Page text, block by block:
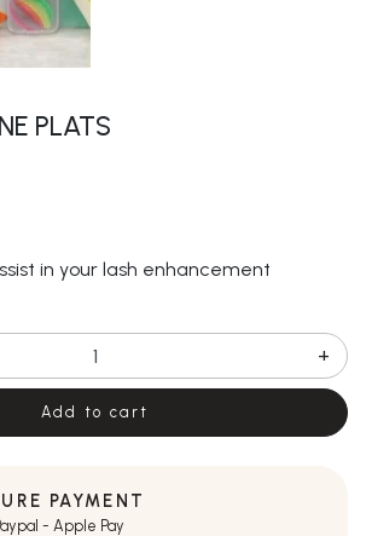
PLATS
in your lash enhancement
+
Add to cart
PAYMENT
- Apple Pay